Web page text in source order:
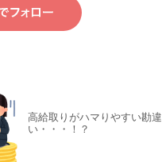
高給取りがハマりやすい勘違
い・・・！？